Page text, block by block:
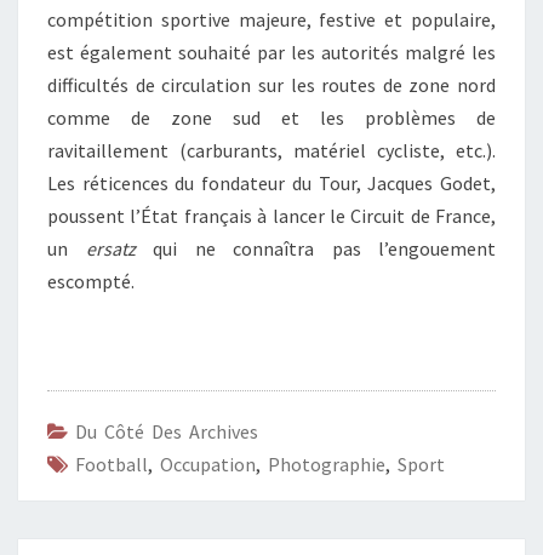
compétition sportive majeure, festive et populaire,
est également souhaité par les autorités malgré les
difficultés de circulation sur les routes de zone nord
comme de zone sud et les problèmes de
ravitaillement (carburants, matériel cycliste, etc.).
Les réticences du fondateur du Tour, Jacques Godet,
poussent l’État français à lancer le Circuit de France,
un ersatzqui ne connaîtra pas l’engouement
escompté.
Du Côté Des Archives
Football, Occupation, Photographie, Sport